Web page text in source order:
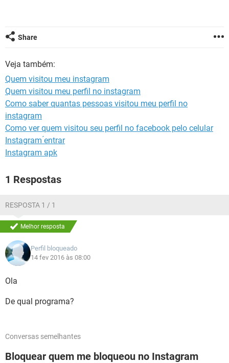
Share
Veja também:
Quem visitou meu instagram
Quem visitou meu perfil no instagram
Como saber quantas pessoas visitou meu perfil no
instagram
Como ver quem visitou seu perfil no facebook pelo celular
Instagram ́entrar
Instagram apk
1 Respostas
RESPOSTA 1 / 1
Melhor resposta
Perfil bloqueado
14 fev 2016 às 08:00
Ola
De qual programa?
Conversas semelhantes
Bloquear quem me bloqueou no Instagram